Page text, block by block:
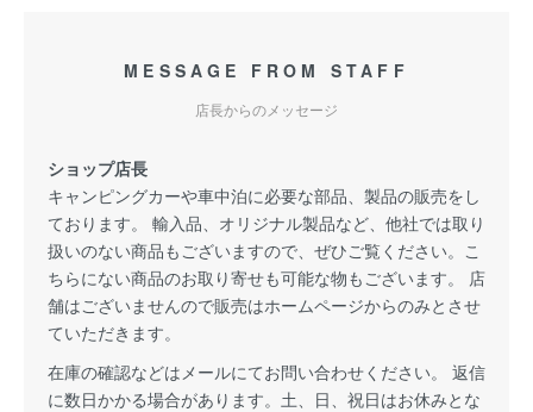
MESSAGE FROM STAFF
店長からのメッセージ
ショップ店長
キャンピングカーや車中泊に必要な部品、製品の販売をし
ております。 輸入品、オリジナル製品など、他社では取り
扱いのない商品もございますので、ぜひご覧ください。こ
ちらにない商品のお取り寄せも可能な物もございます。 店
舗はございませんので販売はホームページからのみとさせ
ていただきます。
在庫の確認などはメールにてお問い合わせください。 返信
に数日かかる場合があります。土、日、祝日はお休みとな